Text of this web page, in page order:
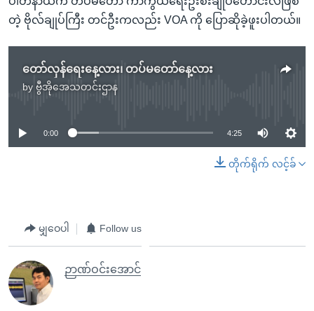
တဲ့ ဗိုလ်ချုပ်ကြီး တင်ဦးကလည်း VOA ကို ပြောဆိုခဲ့ဖူးပါတယ်။
တော်လှန်ရေးနေ့လား၊ တပ်မတော်နေ့လား
by ဗွီအိုအေသတင်းဌာန
No media source currently available
0:00 4:25
တိုက်ရိုက် လင့်ခ်
မျှဝေပါ Follow us
ဉာဏ်ဝင်းအောင်